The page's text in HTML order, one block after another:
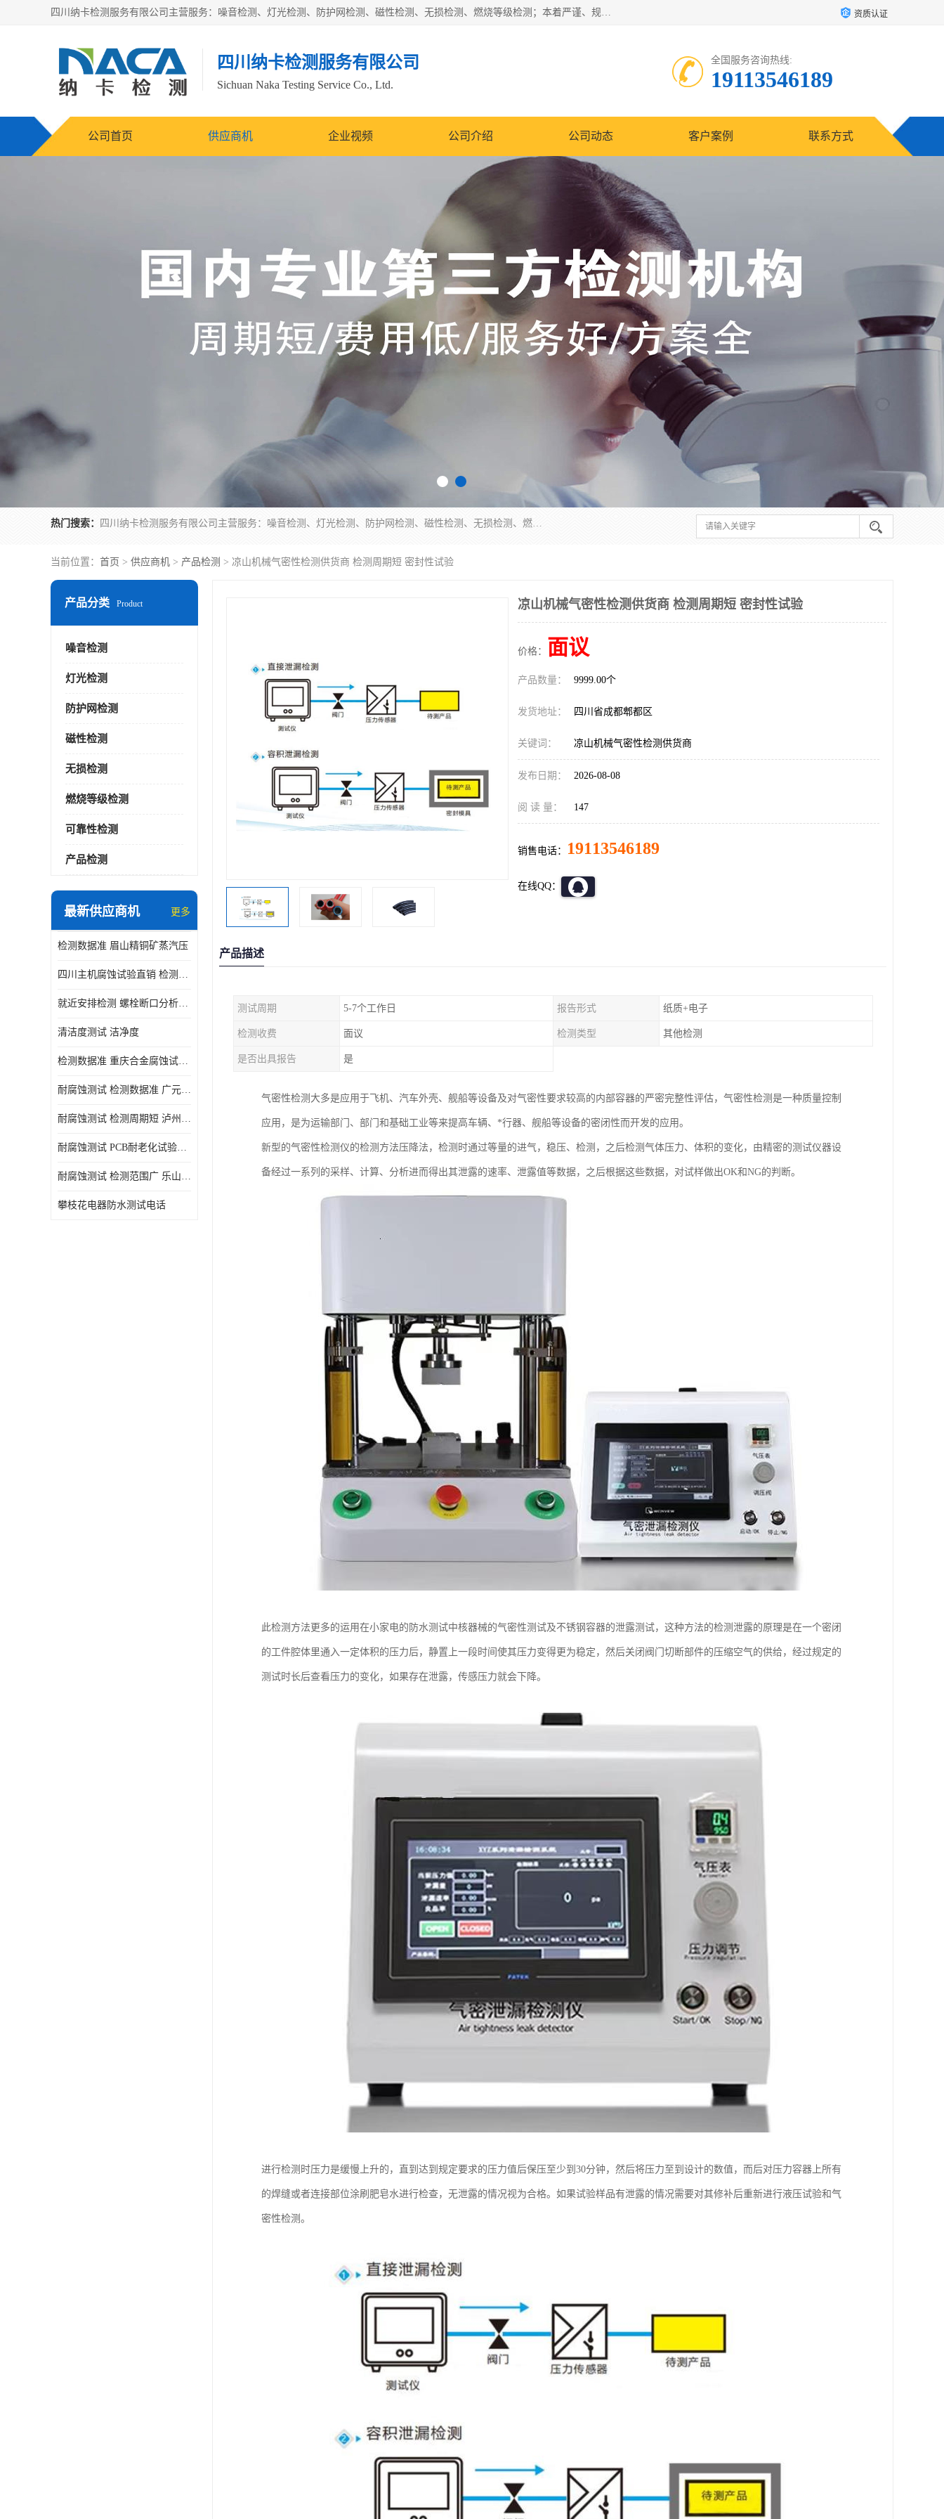
四川纳卡检测服务有限公司主营服务：噪音检测、灯光检测、防护网检测、磁性检测、无损检测、燃烧等级检测；本着严谨、规范的态度严格执行国家现行标准、规范及规程，奉行“科学公正、准确、持续改进、诚信服务”的企业价值和“科学、信誉、服务”的企业宗旨，竭诚为广大客户服务。 资质认证
四川纳卡检测服务有限公司
Sichuan Naka Testing Service Co., Ltd.
全国服务咨询热线:
19113546189
公司首页 供应商机 企业视频 公司介绍 公司动态 客户案例 联系方式
热门搜索： 四川纳卡检测服务有限公司主营服务：噪音检测、灯光检测、防护网检测、磁性检测、无损检测、燃烧等级检测；本着严谨、规范的态度严格执行国家现行标准、规范及规程，奉行“科学公正、准确、持续改进、诚信服务”的企业价值和“科学、信誉、服务”的企业宗旨，竭诚为广大客户服务。
当前位置： 首页 > 供应商机 > 产品检测 > 凉山机械气密性检测供货商 检测周期短 密封性试验
产品分类 Product
噪音检测
灯光检测
防护网检测
磁性检测
无损检测
燃烧等级检测
可靠性检测
产品检测
最新供应商机 更多
检测数据准 眉山精铜矿蒸汽压
四川主机腐蚀试验直销 检测数据准
就近安排检测 螺栓断口分析公司 断裂失效分析
清洁度测试 洁净度
检测数据准 重庆合金腐蚀试验厂商
耐腐蚀测试 检测数据准 广元家电腐蚀试验
耐腐蚀测试 检测周期短 泸州仪器仪表盐雾试验
耐腐蚀测试 PCB耐老化试验供应 就近安排检测
耐腐蚀测试 检测范围广 乐山腐蚀试验供应
攀枝花电器防水测试电话
凉山机械气密性检测供货商 检测周期短 密封性试验
价格： 面议
产品数量： 9999.00个
发货地址： 四川省成都郫都区
关键词： 凉山机械气密性检测供货商
发布日期： 2026-08-08
阅 读 量： 147
销售电话： 19113546189
在线QQ：
产品描述
测试周期 5-7个工作日 报告形式 纸质+电子
检测收费 面议 检测类型 其他检测
是否出具报告 是
气密性检测大多是应用于飞机、汽车外壳、舰船等设备及对气密性要求较高的内部容器的严密完整性评估，气密性检测是一种质量控制
应用，是为运输部门、部门和基础工业等来提高车辆、*行器、舰船等设备的密闭性而开发的应用。
新型的气密性检测仪的检测方法压降法，检测时通过等量的进气，稳压、检测，之后检测气体压力、体积的变化，由精密的测试仪器设
备经过一系列的采样、计算、分析进而得出其泄露的速率、泄露值等数据，之后根据这些数据，对试样做出OK和NG的判断。
此检测方法更多的运用在小家电的防水测试中核器械的气密性测试及不锈钢容器的泄露测试，这种方法的检测泄露的原理是在一个密闭
的工件腔体里通入一定体积的压力后，静置上一段时间使其压力变得更为稳定，然后关闭阀门切断部件的压缩空气的供给，经过规定的
测试时长后查看压力的变化，如果存在泄露，传感压力就会下降。
进行检测时压力是缓慢上升的，直到达到规定要求的压力值后保压至少到30分钟，然后将压力至到设计的数值，而后对压力容器上所有
的焊缝或者连接部位涂刷肥皂水进行检查，无泄露的情况视为合格。如果试验样品有泄露的情况需要对其修补后重新进行液压试验和气
密性检测。